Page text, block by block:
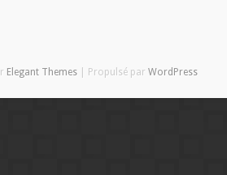
Elegant Themes | Propulsé par WordPress